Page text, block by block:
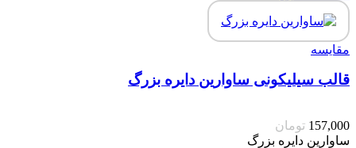
مقایسه
قالب سیلیکونی ساوارین دایره بزرگ
157,000 تومان
ساوارین دایره بزرگ